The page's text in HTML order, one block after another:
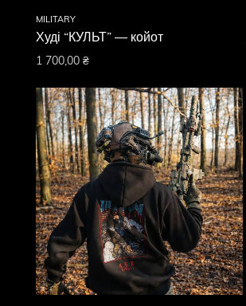
MILITARY
Худі “КУЛЬТ” — койот
1 700,00₴